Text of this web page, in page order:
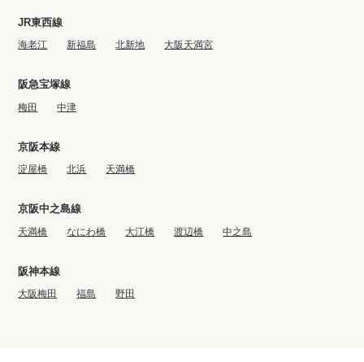
JR東西線
海老江 新福島 北新地 大阪天満宮
阪急宝塚線
梅田 中津
京阪本線
淀屋橋 北浜 天満橋
京阪中之島線
天満橋 なにわ橋 大江橋 渡辺橋 中之島
阪神本線
大阪梅田 福島 野田